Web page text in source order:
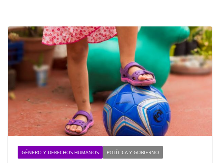
GÉNERO Y DERECHOS HUMANOS POLÍTICA Y GOBIERNO